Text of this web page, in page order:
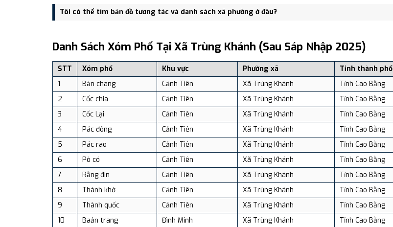
Xã Trùng Khánh có Diện tích: 125.50 km², Dân số: 17,849 người, Mật độ dân số: Khoảng 142.22 người/km²
Tôi có thể tìm bản đồ tương tác và danh sách xã phường ở đâu?
dịch vụ và du lịch uy tín tại Việt Nam.
Danh Sách Xóm Phố Tại Xã Trùng Khánh (sau Sáp Nhập 2025)
STT Xóm phố Khu vực Phường xã
Tỉnh thành phố
1
Bản chang Cảnh Tiên Xã Trùng Khánh
Tỉnh Cao Bằng
2
Cốc chia Cảnh Tiên Xã Trùng Khánh
Tỉnh Cao Bằng
3
Cốc Lại Cảnh Tiên Xã Trùng Khánh
Tỉnh Cao Bằng
4
Pác đông Cảnh Tiên Xã Trùng Khánh
Tỉnh Cao Bằng
5
Pác rao Cảnh Tiên Xã Trùng Khánh
Tỉnh Cao Bằng
6
Pò có Cảnh Tiên Xã Trùng Khánh
Tỉnh Cao Bằng
7
Rằng đin Cảnh Tiên Xã Trùng Khánh
Tỉnh Cao Bằng
8
Thành khờ Cảnh Tiên Xã Trùng Khánh
Tỉnh Cao Bằng
9
Thành quốc Cảnh Tiên Xã Trùng Khánh
Tỉnh Cao Bằng
10
Baản trang Đình Minh Xã Trùng Khánh
Tỉnh Cao Bằng